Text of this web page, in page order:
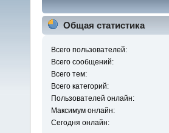
Общая статистика
Всего пользователей:
Всего сообщений:
Всего тем:
Всего категорий:
Пользователей онлайн:
Максимум онлайн:
Сегодня онлайн: